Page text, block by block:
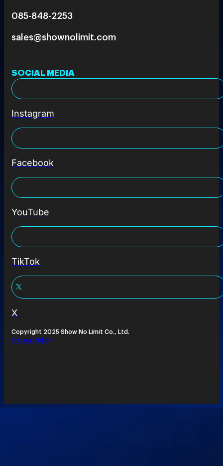
085-848-2253
sales@shownolimit.com
SOCIAL MEDIA
Instagram
Facebook
YouTube
TikTok
X
Copyright 2025 Show No Limit Co., Ltd.
Privacy Policy